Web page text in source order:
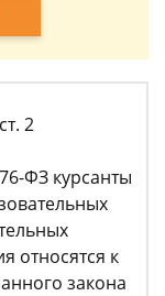
2
ФЗ курсанты
относятся к
закона